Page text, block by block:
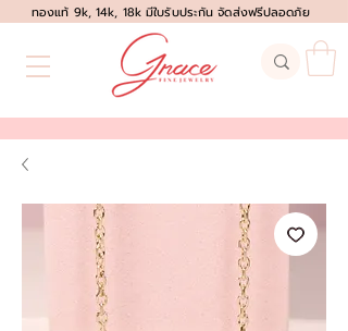
ทองแท้ 9k, 14k, 18k มีใบรับประกัน จัดส่งฟรีปลอดภัย